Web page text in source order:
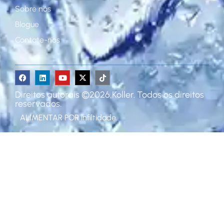
Sobre nós
Blogue
Contate-nos
Direitos autorais ©2026,Koller. Todos os direitos
reservados.
ALIMENTAR PORinfiltidade